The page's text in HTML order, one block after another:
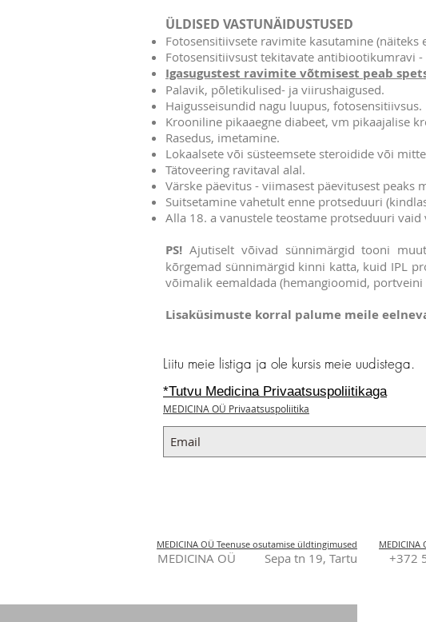
ÜLDISED VASTUNÄIDUSTUSED
​​Fotosensitiivsete ravimite kasutamine
Fotosensitiivsust tekitavate antibiootikumravi
Igasugustest ravimite võtmisest peab
Palavik, põletikulised- ja viirushaigused.
Haigusseisundid nagu luupus, fotosensitiivsus.
Krooniline pikaaegne diabeet, vm pikaajalise
Rasedus, imetamine.
Lokaalsete või süsteemsete steroidide või
Tätoveering ravitaval alal.
Värske päevitus - viimasest päevitusest
Suitsetamine vahetult enne protseduuri
Alla 18. a vanustele teostame protseduuri
PS! Ajutiselt võivad sünnimärgid tooni
kõrgemad sünnimärgid kinni katta, kuid IPL
võimalik eemaldada (hemangioomid,
Lisaküsimuste korral palume meile
Liitu meie listiga ja ole kursis meie uudistega.
*Tutvu Medicina Privaatsuspoliitikaga
MEDICINA OÜ Privaatsuspoliitika
MEDICINA OÜ Teenuse osutamise üldtingimused
MEDICINA OÜ Sepa tn 19, Tartu